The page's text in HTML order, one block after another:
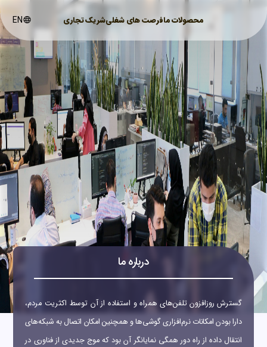
محصولات مافرصت های شغلیشریک تجاری EN
درباره ما
گسترش روزافزون تلفن‌هاي همراه و استفاده از آن توسط اكثريت مردم،
دارا بودن امکانات نرم‌افزاري گوشي‌ها و همچنین امکان اتصال به شبکه‌های
انتقال داده از راه دور همگی نمايانگر آن بود كه موج جدیدی از فناوری در